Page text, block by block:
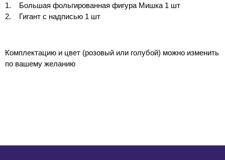
Большая фольгированная фигура Мишка 1 шт
Гигант с надписью 1 шт
Комплектацию и цвет (розовый или голубой) можно изменить
по вашему желанию